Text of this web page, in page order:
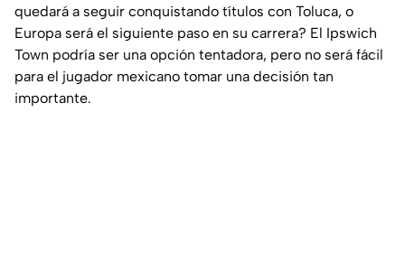
quedará a seguir conquistando títulos con Toluca, o
Europa será el siguiente paso en su carrera? El Ipswich
Town podría ser una opción tentadora, pero no será fácil
para el jugador mexicano tomar una decisión tan
importante.